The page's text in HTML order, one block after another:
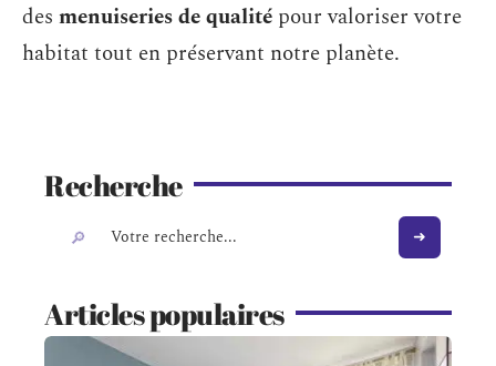
des menuiseries de qualité pour valoriser votre
habitat tout en préservant notre planète.
Recherche
Articles populaires